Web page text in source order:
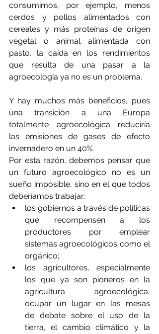
consumimos, por ejemplo, menos
cerdos y pollos alimentados con
cereales y más proteínas de origen
vegetal o animal alimentada con
pasto, la caída en los rendimientos
que resulta de una pasar a la
agroecología ya no es un problema.
Y hay muchos más beneficios, pues
una transición a una Europa
totalmente agroecológica reduciría
las emisiones de gases de efecto
invernadero en un 40%.
Por esta razón, debemos pensar que
un futuro agroecológico no es un
sueño imposible, sino en el que todos
deberíamos trabajar:
los gobiernos a través de políticas
que recompensen a los
productores por emplear
sistemas agroecológicos como el
orgánico;
los agricultores, especialmente
los que ya son pioneros en la
agricultura agroecológica,
ocupar un lugar en las mesas
de debate sobre el uso de la
tierra, el cambio climático y la